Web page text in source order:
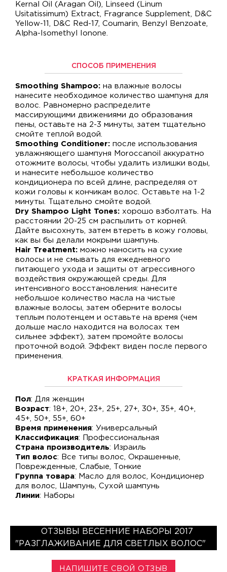
Kernal Oil (Aragan Oil), Linseed (Linum
Usitatissimum) Extract, Fragrance Supplement, D&C
Yellow-11, D&C Red-17, Coumarin, Benzyl Benzoate,
Alpha-Isomethyl Ionone.
СПОСОБ ПРИМЕНЕНИЯ
Smoothing Shampoo: на влажные волосы
нанесите необходимое количество шампуня для
волос. Равномерно распределите
массирующими движениями до образования
пены, оставьте на 2-3 минуты, затем тщательно
смойте теплой водой.
Smoothing Conditioner: после использования
увлажняющего шампуня Moroccanoil аккуратно
отожмите волосы, чтобы удалить излишки воды,
и нанесите небольшое количество
кондиционера по всей длине, распределяя от
кожи головы к кончикам волос. Оставьте на 1-2
минуты. Тщательно смойте водой.
Dry Shampoo Light Tones: хорошо взболтать. На
расстоянии 20-25 см распылить от корней.
Дайте высохнуть, затем втереть в кожу головы,
как вы бы делали мокрыми шампунь.
Hair Treatment: можно наносить на сухие
волосы и не смывать для ежедневного
питающего ухода и защиты от агрессивного
воздействия окружающей среды. Для
интенсивного восстановления: нанесите
небольшое количество масла на чистые
влажные волосы, затем оберните волосы
теплым полотенцем и оставьте на время (чем
дольше масло находится на волосах тем
сильнее эффект), затем промойте волосы
проточной водой. Эффект виден после первого
применения.
КРАТКАЯ ИНФОРМАЦИЯ
Пол: Для женщин
Возраст: 18+, 20+, 23+, 25+, 27+, 30+, 35+, 40+,
45+, 50+, 55+, 60+
Время применения: Универсальный
Классификация: Профессиональная
Страна производитель: Израиль
Тип волос: Все типы волос, Окрашенные,
Поврежденные, Слабые, Тонкие
Группа товара: Масло для волос, Кондиционер
для волос, Шампунь, Сухой шампунь
Линии: Наборы
ОТЗЫВЫ ВЕСЕННИЕ НАБОРЫ 2017
"РАЗГЛАЖИВАНИЕ ДЛЯ СВЕТЛЫХ ВОЛОС"
НАПИШИТЕ СВОЙ ОТЗЫВ